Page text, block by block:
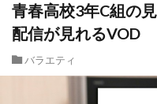
青春高校3年C組の
配信が見れるVOD
バラエティ